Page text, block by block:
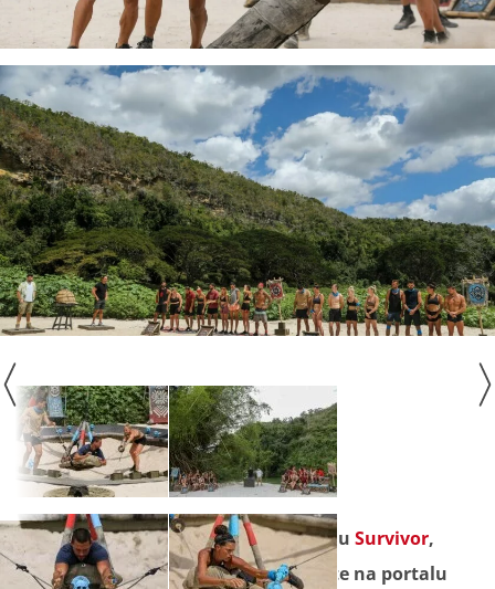
Sve novosti o događajima u showu Survivor,
koje vam donosi Telemach, pratite na portalu